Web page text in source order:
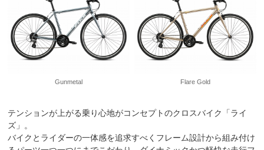
Gunmetal Flare Gold
テンションが上がる乗り心地がコンセプトのクロスバイク「ライ
ズ」。
バイクとライダーの一体感を追求すべくフレーム設計から組み付け